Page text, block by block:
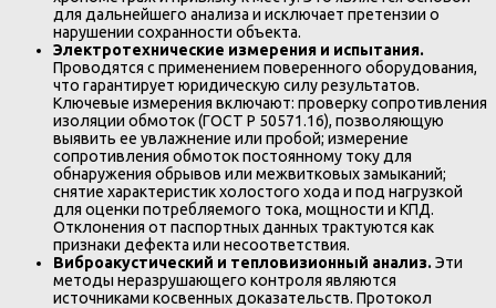
для дальнейшего анализа и исключает претензии о
нарушении сохранности объекта.
Электротехнические измерения и испытания.
Проводятся с применением поверенного оборудования,
что гарантирует юридическую силу результатов.
Ключевые измерения включают: проверку сопротивления
изоляции обмоток (ГОСТ Р 50571.16), позволяющую
выявить ее увлажнение или пробой; измерение
сопротивления обмоток постоянному току для
обнаружения обрывов или межвитковых замыканий;
снятие характеристик холостого хода и под нагрузкой
для оценки потребляемого тока, мощности и КПД.
Отклонения от паспортных данных трактуются как
признаки дефекта или несоответствия.
Виброакустический и тепловизионный анализ.Эти
методы неразрушающего контроля являются
источниками косвенных доказательств. Протокол